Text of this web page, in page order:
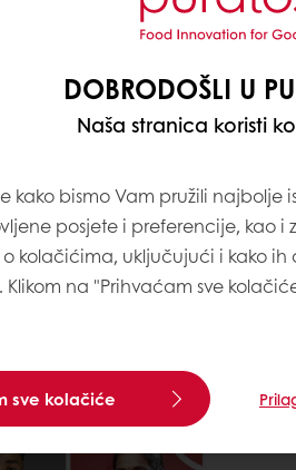
U
magiji
rast.
vjerni
DOBRODOŠLI U
Naša stranica koristi
kako bismo Vam pružili najbolje
posjete i preferencije, kao i
o kolačićima, uključujući i kako
. Klikom na "Prihvaćam sve
sve kolačiće